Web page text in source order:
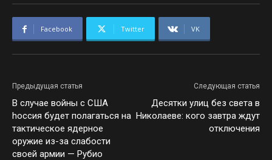
Facebook Twitter VK
Предыдущая статья
В случае войны с США
hоссия будет полагаться на
тактическое ядерное
оружие из-за слабости
своей армии — Рубио
Следующая статья
Десятки улиц без света в
Николаеве: кого завтра ждут
отключения